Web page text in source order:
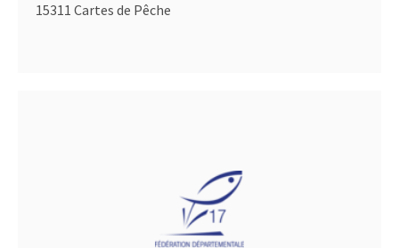
15311 Cartes de Pêche